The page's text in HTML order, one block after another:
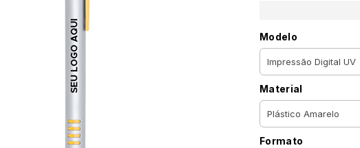
Modelo
Material
Formato